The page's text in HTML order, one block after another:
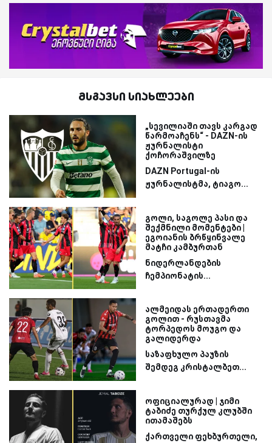
მსგავსი სიახლეები
„სევილიაში თავს კარგად
წარმოაჩენს“ - DAZN-ის
ჟურნალისტი
ქოჩორაშვილზე
DAZN Portugal-ის
ჟურნალისტმა, ტიაგო...
გოლი, საგოლე პასი და
შექმნილი მომენტები |
ეგოიანის ბრწყინვალე
მატჩი კამბურთან
ნიდერლანდების
ჩემპიონატის...
ალმეიდას ერთადერთი
გოლით - რუსთავმა
ტორპედოს მოუგო და
გალიდერდა
საზაფხულო პაუზის
შემდეგ კრისტალბეთ...
ოფიციალურად | ჯიმი
ტაბიძე თურქულ კლუბში
ითამაშებს
ქართველი ფეხბურთელი,